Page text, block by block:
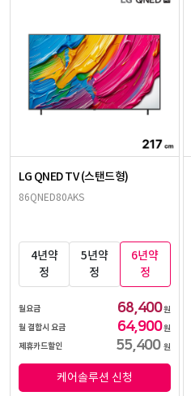
LG QNED TV (스탠드형)
86QNED80AKS
4년약
정
5년약
정
6년약
정
월요금 68,400원
월 결합시 요금
64,900원
제휴카드할인
55,400 원
케어솔루션 신청